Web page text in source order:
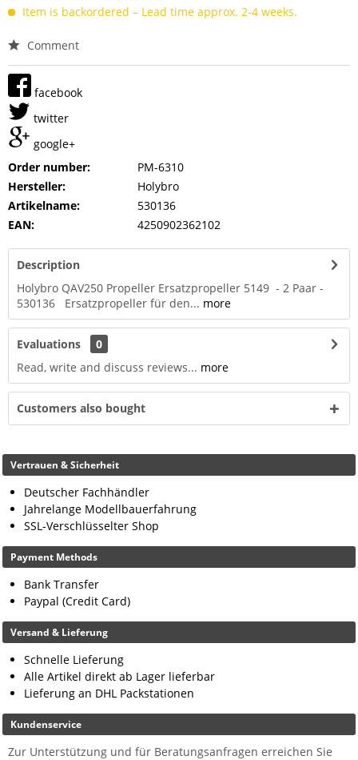
Item is backordered – Lead time approx. 2-4 weeks.
Comment
facebook
twitter
google+
Order number:
PM-6310
Hersteller:
Holybro
Artikelname:
530136
EAN:
4250902362102
Description
Holybro QAV250 Propeller Ersatzpropeller 5149 - 2 Paar -
530136 Ersatzpropeller für den... more
Evaluations
0
Read, write and discuss reviews... more
Customers also bought
Vertrauen & Sicherheit
Deutscher Fachhändler
Jahrelange Modellbauerfahrung
SSL-Verschlüsselter Shop
Payment Methods
Bank Transfer
Paypal (Credit Card)
Versand & Lieferung
Schnelle Lieferung
Alle Artikel direkt ab Lager lieferbar
Lieferung an DHL Packstationen
Kundenservice
Zur Unterstützung und für Beratungsanfragen erreichen Sie